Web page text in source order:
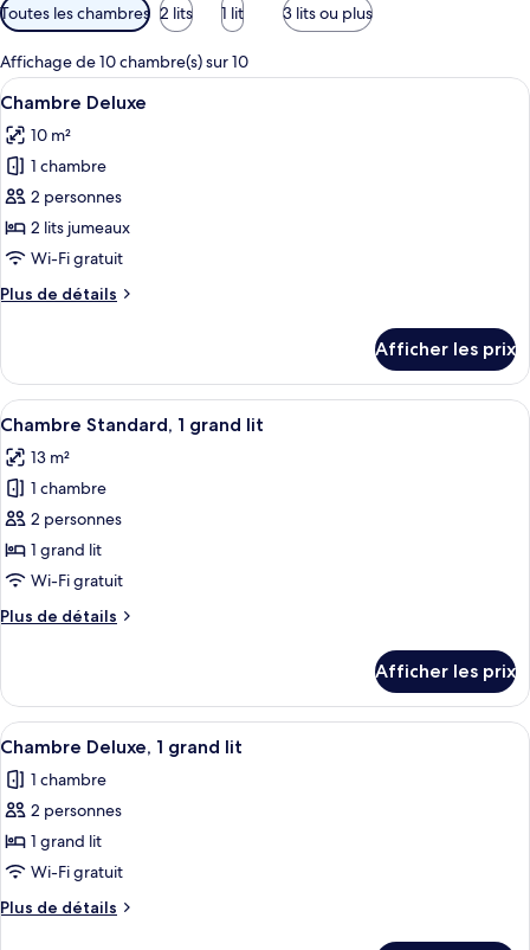
Filtres
disponibles
pour
les
chambres
Toutes les chambres 2 lits 1 lit 3 lits ou plus
Affichage de 10 chambre(s) sur 10
Afficher
toutes
les
photos
pour
ce
type
chambre :
Une chambre d’hôtel avec deux lits,
11
Chambre Deluxe
10 m²
1 chambre
2 personnes
2 lits jumeaux
Wi-Fi gratuit
Plus de détails
Plus
Chambre
Deluxe
Afficher les prix
Afficher
toutes
les
photos
pour
ce
type
chambre :
grand
lit
Une chambre à coucher avec un
8
Chambre Standard, 1 grand lit
13 m²
1 chambre
2 personnes
1 grand lit
Wi-Fi gratuit
Plus de détails
Plus
Chambre
Standard,
1
lit
Afficher les prix
Afficher
toutes
les
photos
pour
ce
type
de
Une chambre d’hôtel moderne
10
Chambre Deluxe, 1 grand lit
1 chambre
2 personnes
1 grand lit
Wi-Fi gratuit
Plus de détails
Plus